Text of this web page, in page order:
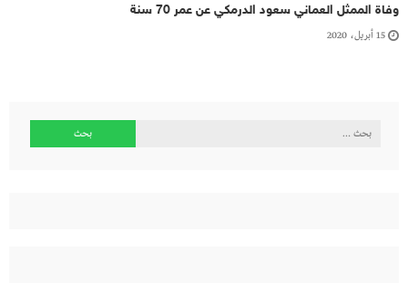
وفاة الممثل العماني سعود الدرمكي عن عمر 70 سنة
15 أبريل، 2020
البحث